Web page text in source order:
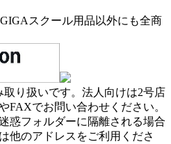
スクール用品以外にも全商
り扱いです。法人向けは2号店
FAXでお問い合わせください。
惑フォルダーに隔離される場合
他のアドレスをご利用くださ